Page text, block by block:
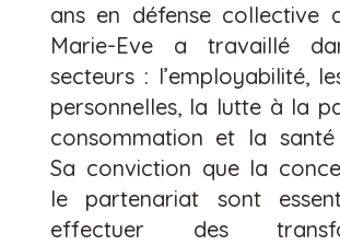
ans en défense collective
Marie-Eve a travaillé
secteurs : l’employabilité,
personnelles, la lutte à la
consommation et la santé
Sa conviction que la
le partenariat sont
effectuer des